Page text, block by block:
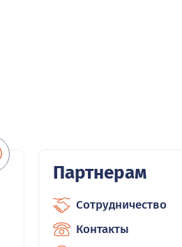
Партнерам
Сотрудничество
Контакты